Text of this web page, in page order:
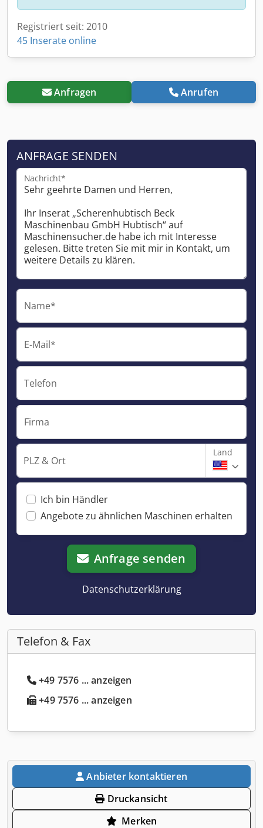
Registriert seit: 2010
45 Inserate online
Anfragen Anrufen
ANFRAGE SENDEN
Nachricht*
Name*
E-Mail*
Telefon
Firma
PLZ & Ort
Land
Ich bin Händler
Angebote zu ähnlichen Maschinen erhalten
Anfrage senden
Datenschutzerklärung
Telefon & Fax
+49 7576 ... anzeigen
+49 7576 ... anzeigen
Anbieter kontaktieren
Druckansicht
Merken